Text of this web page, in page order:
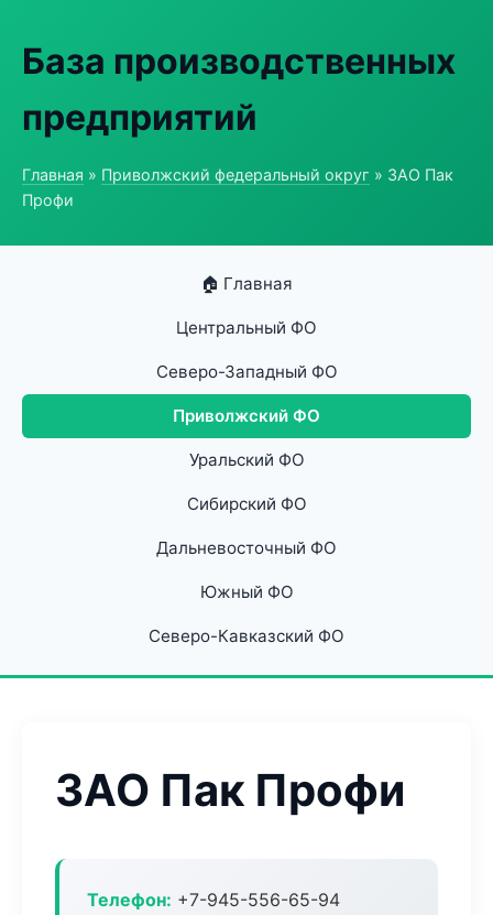
База производственных
предприятий
Главная » Приволжский федеральный округ » ЗАО Пак
Профи
🏠 Главная
Центральный ФО
Северо-Западный ФО
Приволжский ФО
Уральский ФО
Сибирский ФО
Дальневосточный ФО
Южный ФО
Северо-Кавказский ФО
ЗАО Пак Профи
Телефон: +7-945-556-65-94